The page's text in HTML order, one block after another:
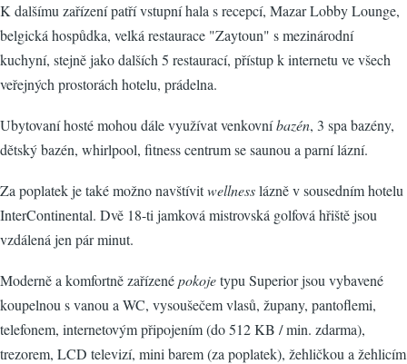
K dalšímu zařízení patří vstupní hala s recepcí, Mazar Lobby Lounge,
belgická hospůdka, velká restaurace "Zaytoun" s mezinárodní
kuchyní, stejně jako dalších 5 restaurací, přístup k internetu ve všech
veřejných prostorách hotelu, prádelna.
Ubytovaní hosté mohou dále využívat venkovníbazén, 3 spa bazény,
dětský bazén, whirlpool, fitness centrum se saunou a parní lázní.
Za poplatek je také možno navštívitwellnesslázně v sousedním hotelu
InterContinental. Dvě 18-ti jamková mistrovská golfová hřiště jsou
vzdálená jen pár minut.
Moderně a komfortně zařízenépokojetypu Superior jsou vybavené
koupelnou s vanou a WC, vysoušečem vlasů, župany, pantoflemi,
telefonem, internetovým připojením (do 512 KB / min. zdarma),
trezorem, LCD televizí, mini barem (za poplatek), žehličkou a žehlicím